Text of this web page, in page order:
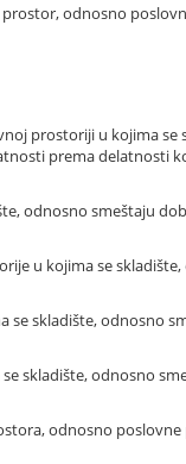
odnosno
prostoriji u kojima
prema delatnosti
odnosno smeštaju
u kojima se
skladište, odnosno
skladište, odnosno
odnosno